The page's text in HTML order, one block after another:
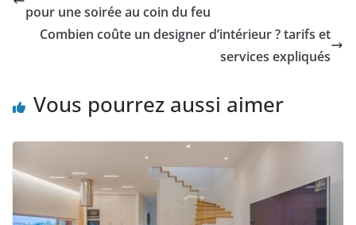
pour une soirée au coin du feu
Combien coûte un designer d’intérieur ? tarifs et
services expliqués
Vous pourrez aussi aimer